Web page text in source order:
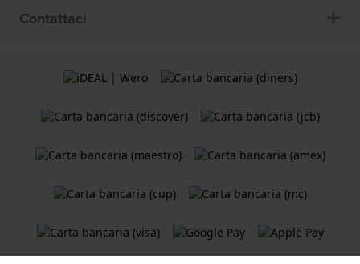
Contattaci